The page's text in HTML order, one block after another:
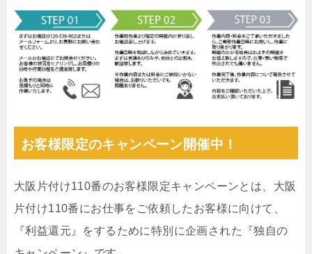
お客様限定のキャンペーン開催中！
大阪片付け110番のお客様限定キャンペーンとは、大阪
片付け110番にお仕事をご依頼したお客様に向けて、
『利益還元』をするために特別に企画された『独自の